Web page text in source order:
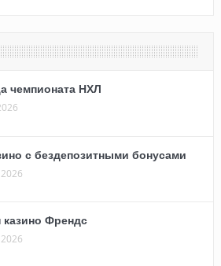
чемпионата НХЛ
с бездепозитными бонусами
Френдс